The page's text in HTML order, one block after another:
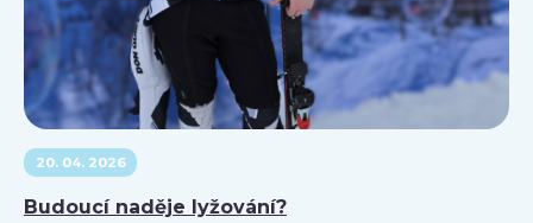
20. 04. 2026
Budoucí naděje lyžování?